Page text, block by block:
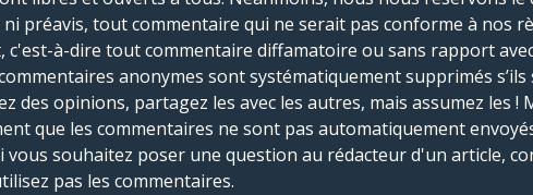
préavis, tout commentaire qui ne serait pas conforme à nos
à-dire tout commentaire diffamatoire ou sans rapport avec
anonymes sont systématiquement supprimés
des opinions, partagez les avec les autres, mais assumez les !
que les commentaires ne sont pas automatiquement
vous souhaitez poser une question au rédacteur d'un article,
pas les commentaires.